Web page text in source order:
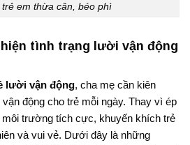
trẻ em thừa cân, béo phì
tình trạng lười vận động
lười vận động, cha mẹ cần kiên
động cho trẻ mỗi ngày. Thay vì ép
môi trường tích cực, khuyến khích trẻ
và vui vẻ. Dưới đây là những